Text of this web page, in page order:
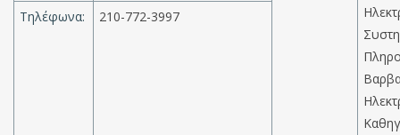
Τηλέφωνα: 210-772-3997